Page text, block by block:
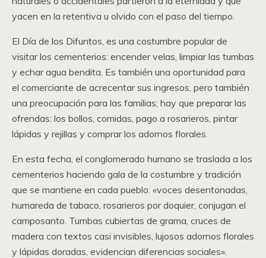
yacen en la retentiva u olvido con el paso del tiempo.
El Día de los Difuntos, es una costumbre popular de
visitar los cementerios: encender velas, limpiar las tumbas
y echar agua bendita. Es también una oportunidad para
el comerciante de acrecentar sus ingresos, pero también
una preocupación para las familias; hay que preparar las
ofrendas: los bollos, comidas, pago a rosarieros, pintar
lápidas y rejillas y comprar los adornos florales.
En esta fecha, el conglomerado humano se traslada a los
cementerios haciendo gala de la costumbre y tradición
que se mantiene en cada pueblo: «voces desentonadas,
humareda de tabaco, rosarieros por doquier, conjugan el
camposanto. Tumbas cubiertas de grama, cruces de
madera con textos casi invisibles, lujosos adornos florales
y lápidas doradas, evidencian diferencias sociales».